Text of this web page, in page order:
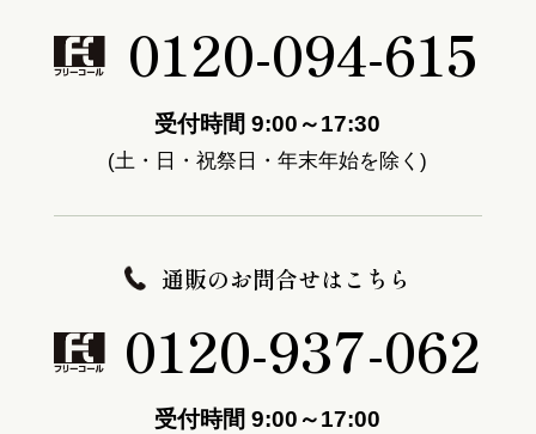
0120-094-615
受付時間 9:00～17:30
(土・日・祝祭日・年末年始を除く)
通販のお問合せはこちら
0120-937-062
受付時間 9:00～17:00